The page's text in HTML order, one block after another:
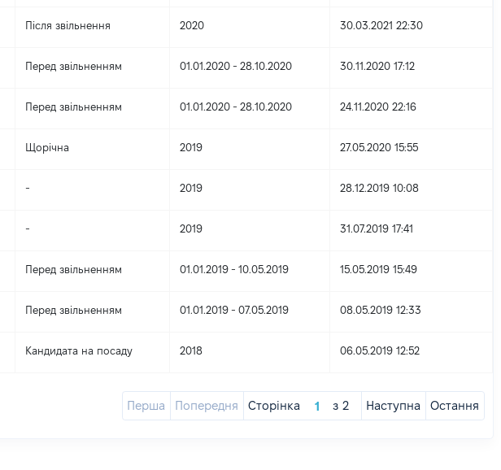
Після звільнення 2020 30.03.2021 22:30
Перед звільненням 01.01.2020 - 28.10.2020 30.11.2020 17:12
Перед звільненням 01.01.2020 - 28.10.2020 24.11.2020 22:16
Щорічна 2019 27.05.2020 15:55
- 2019 28.12.2019 10:08
- 2019 31.07.2019 17:41
Перед звільненням 01.01.2019 - 10.05.2019 15.05.2019 15:49
Перед звільненням 01.01.2019 - 07.05.2019 08.05.2019 12:33
Кандидата на посаду 2018 06.05.2019 12:52
Перша Попередня Сторінка з 2 Наступна Остання